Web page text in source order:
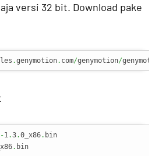
versi 32 bit. Download pake
.genymotion. com/genymotion/
-1.3.0_x86.
. bin